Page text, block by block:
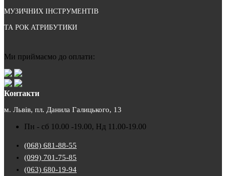
МУЗИЧНИХ ІНСТРУМЕНТІВ
ТА РОК АТРИБУТИКИ
Ми приймаємо до оплати:
Контакти
м. Львів, пл. Данила Галицького, 13
Пн - сб 10.00 -19.00, Нд 11.00-19.00
(068) 681-88-55
(099) 701-75-85
(063) 680-19-94